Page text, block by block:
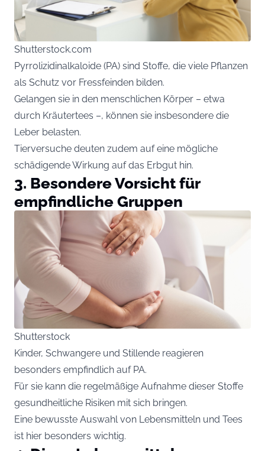
Shutterstock.com
Pyrrolizidinalkaloide (PA) sind Stoffe, die viele Pflanzen
als Schutz vor Fressfeinden bilden.
Gelangen sie in den menschlichen Körper – etwa
durch Kräutertees –, können sie insbesondere die
Leber belasten.
Tierversuche deuten zudem auf eine mögliche
schädigende Wirkung auf das Erbgut hin.
3. Besondere Vorsicht für
empfindliche Gruppen
Shutterstock
Kinder, Schwangere und Stillende reagieren
besonders empfindlich auf PA.
Für sie kann die regelmäßige Aufnahme dieser Stoffe
gesundheitliche Risiken mit sich bringen.
Eine bewusste Auswahl von Lebensmitteln und Tees
ist hier besonders wichtig.